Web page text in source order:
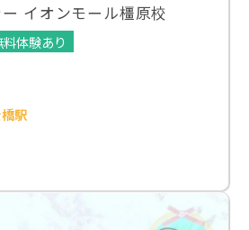
イオンモール橿原校
料体験あり
駅